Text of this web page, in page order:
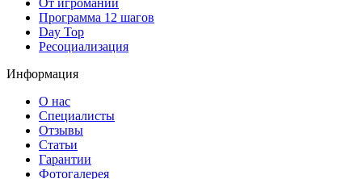
От игромании
Программа 12 шагов
Day Top
Ресоциализация
Информация
О нас
Специалисты
Отзывы
Статьи
Гарантии
Фотогалерея